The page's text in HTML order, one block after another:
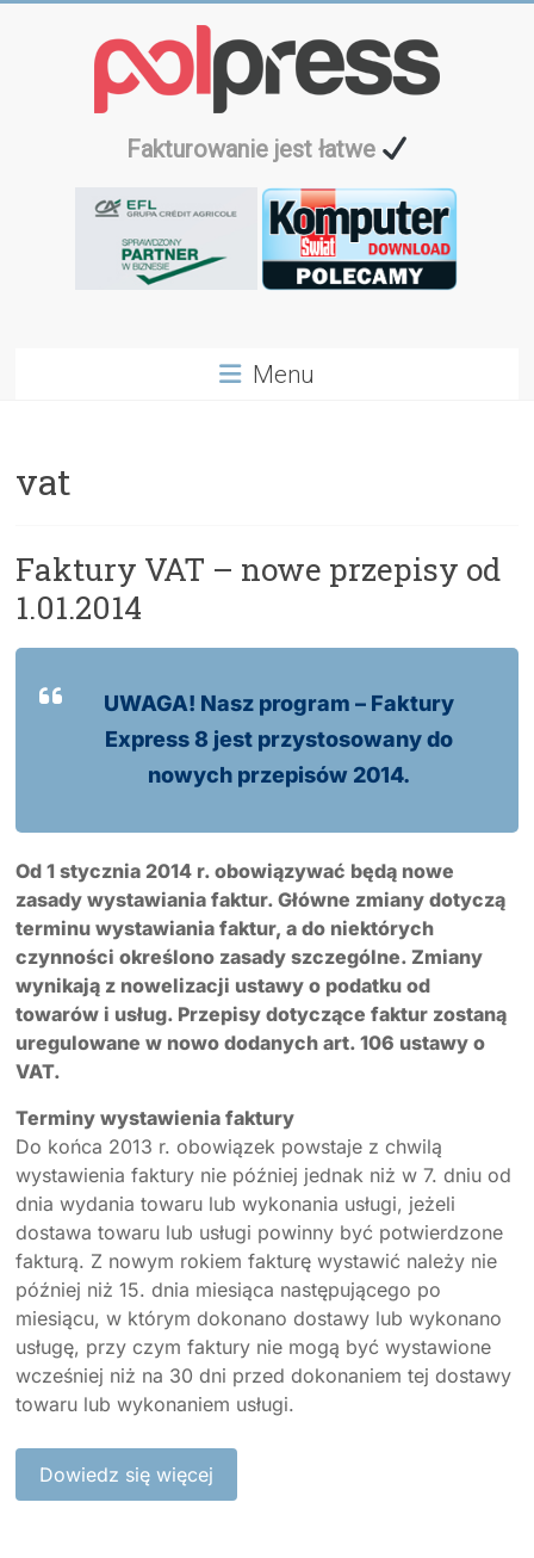
Fakturowanie jest łatwe
Menu
vat
Faktury VAT – nowe przepisy od
1.01.2014
UWAGA! Nasz program – Faktury
Express 8 jest przystosowany do
nowych przepisów 2014.
Od 1 stycznia 2014 r. obowiązywać będą nowe
zasady wystawiania faktur. Główne zmiany dotyczą
terminu wystawiania faktur, a do niektórych
czynności określono zasady szczególne. Zmiany
wynikają z nowelizacji ustawy o podatku od
towarów i usług. Przepisy dotyczące faktur zostaną
uregulowane w nowo dodanych art. 106 ustawy o
VAT.
Terminy wystawienia faktury
Do końca 2013 r. obowiązek powstaje z chwilą
wystawienia faktury nie później jednak niż w 7. dniu od
dnia wydania towaru lub wykonania usługi, jeżeli
dostawa towaru lub usługi powinny być potwierdzone
fakturą. Z nowym rokiem fakturę wystawić należy nie
później niż 15. dnia miesiąca następującego po
miesiącu, w którym dokonano dostawy lub wykonano
usługę, przy czym faktury nie mogą być wystawione
wcześniej niż na 30 dni przed dokonaniem tej dostawy
towaru lub wykonaniem usługi.
Dowiedz się więcej